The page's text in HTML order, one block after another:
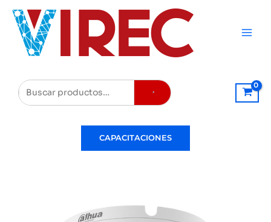
contenido
Buscar
CAPACITACIONES